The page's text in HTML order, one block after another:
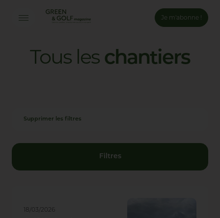
Je m'abonne !
Tous les chantiers
Supprimer les filtres
Filtres
18/03/2026